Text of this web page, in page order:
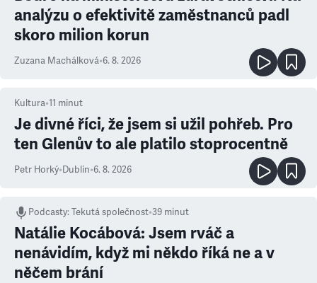
analýzu o efektivitě zaměstnanců padl
skoro milion korun
Zuzana Machálková•6. 8. 2026
Kultura•11 minut
Je divné říci, že jsem si užil pohřeb. Pro
ten Glenův to ale platilo stoprocentně
Petr Horký•Dublin•6. 8. 2026
Podcasty:Tekutá společnost•39 minut
Natálie Kocábová: Jsem rváč a
nenávidím, když mi někdo říká ne a v
něčem brání